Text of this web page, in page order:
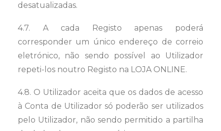
desatualizadas.
4.7. A cada Registo apenas poderá
corresponder um único endereço de correio
eletrónico, não sendo possível ao Utilizador
repeti-los noutro Registo na LOJA ONLINE.
4.8. O Utilizador aceita que os dados de acesso
à Conta de Utilizador só poderão ser utilizados
pelo Utilizador, não sendo permitido a partilha